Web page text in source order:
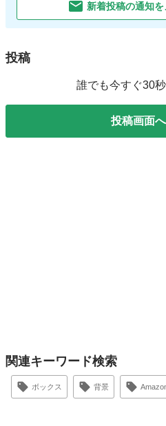
新着投稿の通知
投稿
誰でも今すぐ30
投稿画面
関連キーワード検索
ボックス 背景